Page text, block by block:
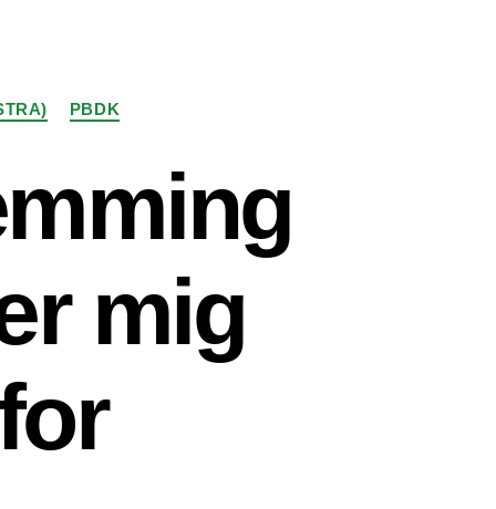
PBDK
mig